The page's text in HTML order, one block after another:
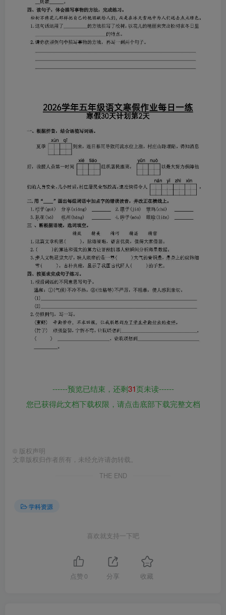
------预览已结束，还剩31页未读------
您已获得此文档下载权限，请点击底部下载完整文档
© 版权声明
文章版权归作者所有，未经允许请勿转载。
THE END
学科资源
喜欢就支持一下吧
点赞 0 分享 收藏